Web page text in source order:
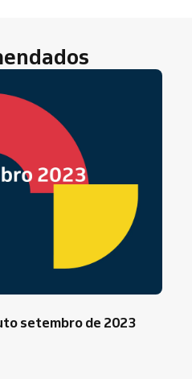
setembro de 2023